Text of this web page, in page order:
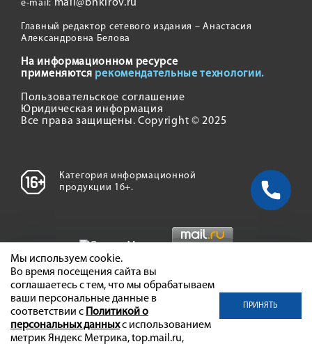
e-mail: mail@bnkirov.ru
Главный редактор сетевого издания – Анастасия
Александровна Белова
На информационном ресурсе
применяются рекомендательные технологии.
Пользовательское соглашение
Юридическая информация
Все права защищены. Copyright © 2025
Категория информационной
продукции 16+.
Мы используем cookie.
Во время посещения сайта вы
соглашаетесь с тем, что мы обрабатываем
ваши персональные данные в
соответствии с Политикой о
персональных данныхс использованием
метрик Яндекс Метрика, top.mail.ru,
ПРИНЯТЬ